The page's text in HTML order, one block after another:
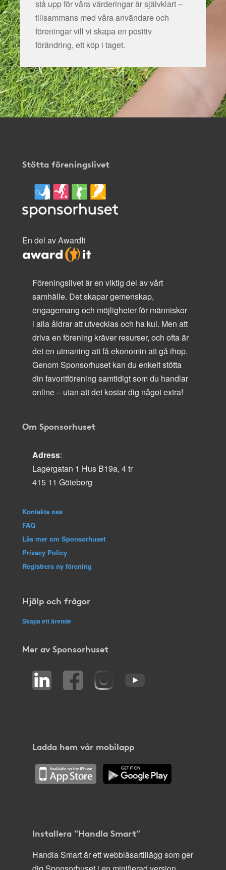
stå upp för våra värderingar är självklart –
tillsammans med våra användare och
föreningar vill vi skapa en positiv
förändring, ett köp i taget.
Stötta föreningslivet
En del av AwardIt
Föreningslivet är en viktig del av vårt
samhälle. Det skapar gemenskap,
engagemang och möjligheter för människor
i alla åldrar att utvecklas och ha kul. Men att
driva en förening kräver resurser, och ofta är
det en utmaning att få ekonomin att gå ihop.
Genom Sponsorhuset kan du enkelt stötta
din favoritförening samtidigt som du handlar
online – utan att det kostar dig något extra!
Om Sponsorhuset
Adress:
Lagergatan 1 Hus B19a, 4 tr
415 11 Göteborg
Kontakta oss
FAQ
Läs mer om Sponsorhuset
Privacy Policy
Registrera ny förening
Hjälp och frågor
Skapa ett ärende
Mer av Sponsorhuset
Ladda hem vår mobilapp
Installera "Handla Smart"
Handla Smart är ett webbläsartillägg som ger